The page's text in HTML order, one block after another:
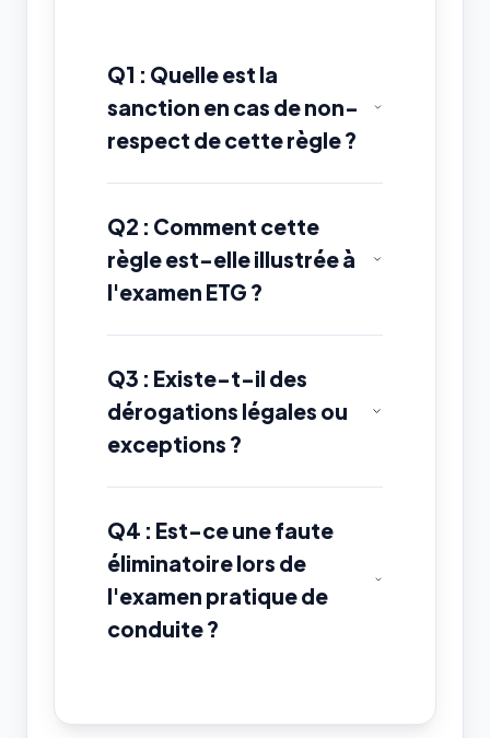
Q1 : Quelle est la
sanction en cas de non-
respect de cette règle ?
Q2 : Comment cette
règle est-elle illustrée à
l'examen ETG ?
Q3 : Existe-t-il des
dérogations légales ou
exceptions ?
Q4 : Est-ce une faute
éliminatoire lors de
l'examen pratique de
conduite ?